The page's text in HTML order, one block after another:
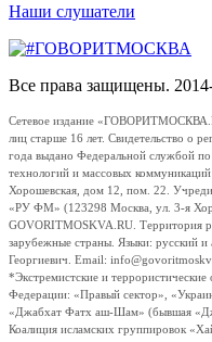
Наши слушатели
Все права защищены.
Сетевое издание
лиц старше 16 лет. Свидетельство о
года выдано Федеральной службой
технологий и массовых
Хорошевская, дом 12, пом. 22.
«РУ ФМ» (123298 Москва, ул. 3-я
GOVORITMOSKVA.RU. Территория
зарубежные страны. Языки: русский и
Георгиевич. Email:
*Экстремистские и
Федерации: «Правый сектор»,
«Джабхат Фатх аш-Шам» (бывшая
Коалиция исламских группировок